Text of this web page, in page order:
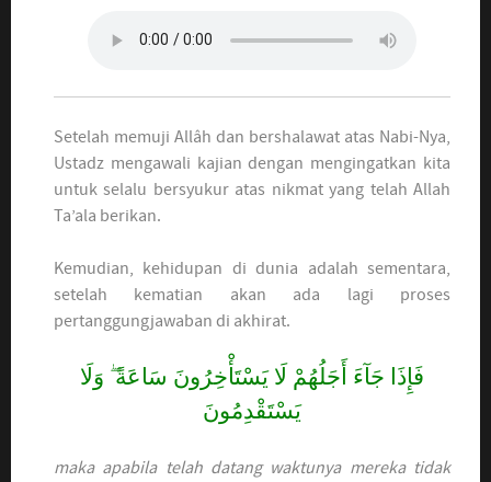
Setelah memuji Allâh dan bershalawat atas Nabi-Nya,
Ustadz mengawali kajian dengan mengingatkan kita
untuk selalu bersyukur atas nikmat yang telah Allah
Ta’ala berikan.
Kemudian, kehidupan di dunia adalah sementara,
setelah kematian akan ada lagi proses
pertanggungjawaban di akhirat.
فَإِذَا جَآءَ أَجَلُهُمْ لَا يَسْتَأْخِرُونَ سَاعَةً ۖ وَلَا
يَسْتَقْدِمُونَ
maka apabila telah datang waktunya mereka tidak